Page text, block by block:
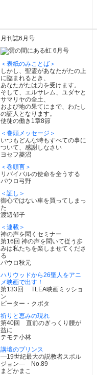
月刊誌6月号
＜表紙のみことば＞
しかし、聖霊があなたがたの上
に臨まれるとき、
あなたがたは力を受けます。
そして、エルサレム、ユダヤと
サマリヤの全土、
および地の果てにまで、わたし
の証人となります。
使徒の働き1章8節
＜巻頭メッセージ＞
いつもどんな時もすべての事に
ついて、感謝しなさい
ヨセフ菱沼
＜巻頭言＞
リバイバルの使命を全うする
パウロ弓野
＜証し＞
御心ではない車を買ってしまっ
た
渡辺郁子
＜連載＞
神の声を聞くセミナー
第16回 神の声を聞いて従う歩
みは私たちを楽しませてくださ
る
パウロ秋元
ハリウッドから26聖人をアニ
メ映画で出す！
第133回 TLEA映画ミッショ
ン
ピーター・クボタ
祈りと恵みの現れ
第40回 直前のぎっくり腰が
益に
テモテ小林
講壇のプリンス
―19世紀最大の説教者スポル
ジョン― No.89
まどかまこ